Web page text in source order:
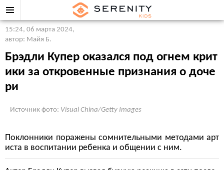
15:24, 06 марта 2024,
автор: Майя Б.
Брэдли Купер оказался под огнем крит
ики за откровенные признания о доче
ри
Источник фото: Visual China/Getty Images
Поклонники поражены сомнительными методами арт
иста в воспитании ребенка и общении с ним.